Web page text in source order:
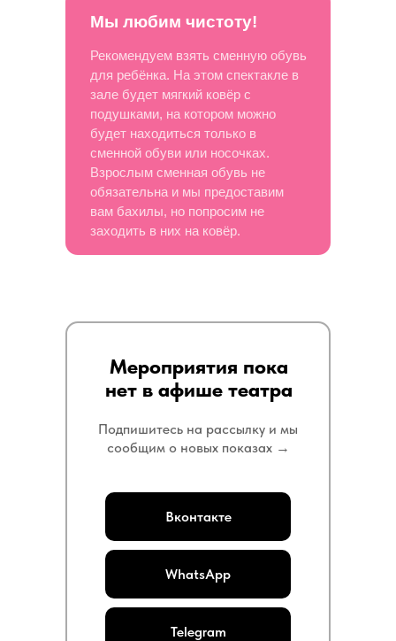
Рекомендуем взять сменную обувь
для ребёнка. На этом спектакле в
зале будет мягкий ковёр с
подушками, на котором можно
будет находиться только в
сменной обуви или носочках.
Взрослым сменная обувь не
обязательна и мы предоставим
вам бахилы, но попросим не
заходить в них на ковёр.
Мы любим чистоту!
Мероприятия пока
нет в афише театра
Подпишитесь на рассылку и мы
сообщим о новых показах →
Вконтакте
WhatsApp
Telegram